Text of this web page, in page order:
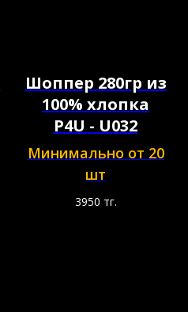
Шоппер 280гр из
100% хлопка
P4U - U032
Минимально от 20
шт
3950 тг.